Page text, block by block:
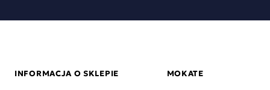
INFORMACJA O SKLEPIE MOKATE